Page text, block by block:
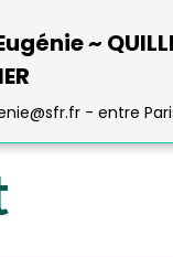
~
- entre